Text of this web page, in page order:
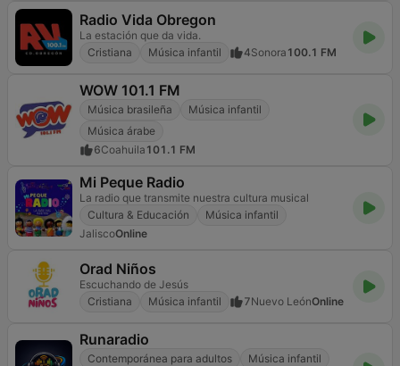
Radio Vida Obregon
La estación que da vida.
Cristiana
Música infantil 4Sonora 100.1 FM
WOW 101.1 FM
Música brasileña
Música infantil
Música árabe
6Coahuila 101.1 FM
Mi Peque Radio
La radio que transmite nuestra cultura musical
Cultura & Educación
Música infantil
JaliscoOnline
Orad Niños
Escuchando de Jesús
Cristiana
Música infantil 7Nuevo LeónOnline
Runaradio
Contemporánea para adultos
Música infantil